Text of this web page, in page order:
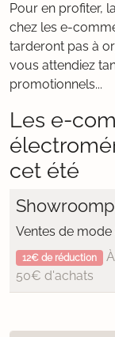
Pour en profiter,
chez les e-
tarderont pas à
vous attendiez
promotionnels...
Les e-
cet été
Ventes de
12€ de réduction À
50€ d'achats